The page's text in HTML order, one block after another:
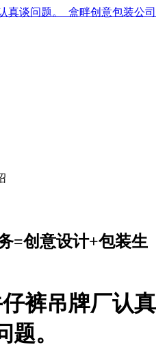
=创意设计+包装生
裤吊牌厂认真
题。